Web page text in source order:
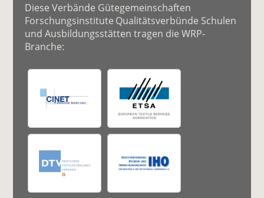
Diese Verbände Gütegemeinschaften
Forschungsinstitute Qualitätsverbünde Schulen
und Ausbildungsstätten tragen die WRP-
Branche: